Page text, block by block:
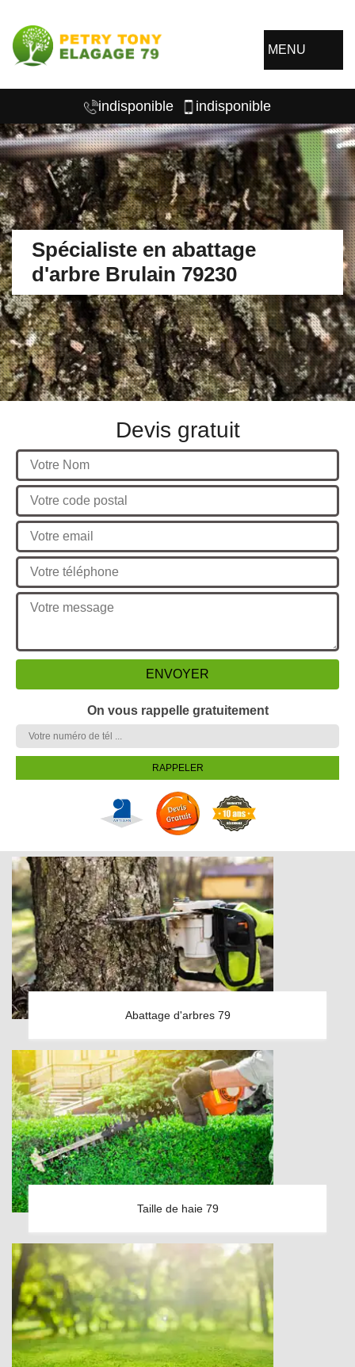
MENU
indisponible indisponible
Spécialiste en abattage
d'arbre Brulain 79230
Devis gratuit
On vous rappelle gratuitement
Abattage d'arbres 79
Taille de haie 79